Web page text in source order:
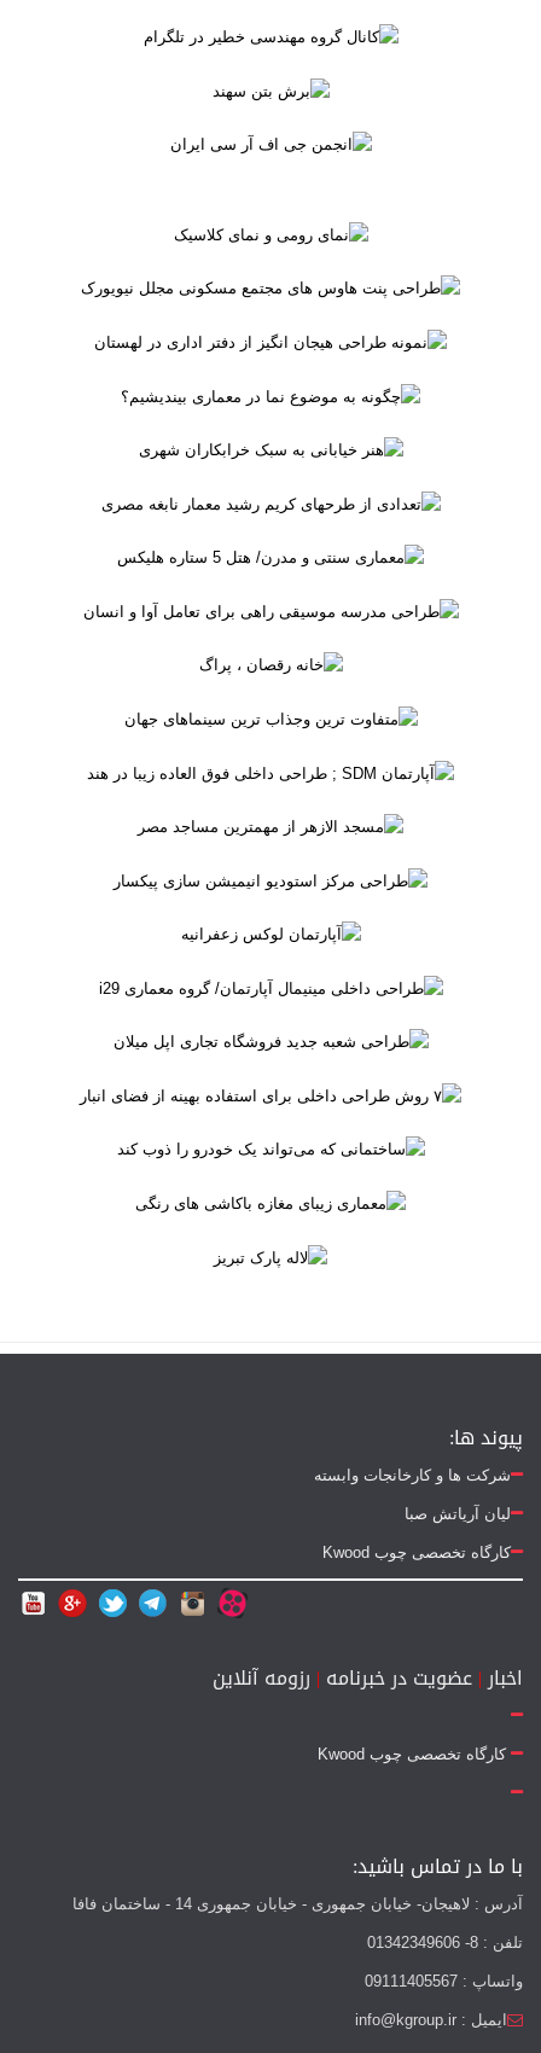
پیوند ها:
شرکت ها و کارخانجات وابسته
لیان آریاتش صبا
کارگاه تخصصی چوب Kwood
اخبار|عضویت در خبرنامه | رزومه آنلاین
کارگاه تخصصی چوب Kwood
با ما در تماس باشید:
آدرس : لاهیجان- خیابان جمهوری - خیابان جمهوری 14 - ساختمان فافا
تلفن : 8- 01342349606
واتساپ : 09111405567
ایمیل : info@kgroup.ir